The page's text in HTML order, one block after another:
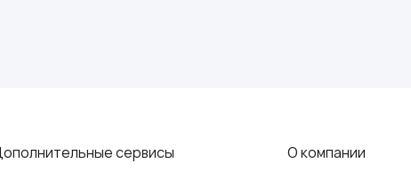
сервисы О компании